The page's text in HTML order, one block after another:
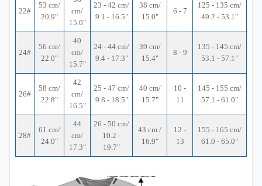
22#
53 cm/
20.9"
cm/
15.0"
23 - 42 cm/
9.1 - 16.5"
38 cm/
15.0"
6 - 7
125 - 135 cm/
49.2 - 53.1"
24#
56 cm/
22.0"
40
cm/
15.7"
24 - 44 cm/
9.4 - 17.3"
39 cm/
15.4"
8 - 9
135 - 145 cm/
53.1 - 57.1"
26#
58 cm/
22.8"
42
cm/
16.5"
25 - 47 cm/
9.8 - 18.5"
40 cm/
15.7"
10 -
11
145 - 155 cm/
57.1 - 61.0"
28#
61 cm/
24.0"
44
cm/
17.3"
26 - 50 cm/
10.2 -
19.7"
43 cm /
16.9"
12 -
13
155 - 165 cm/
61.0 - 65.0"